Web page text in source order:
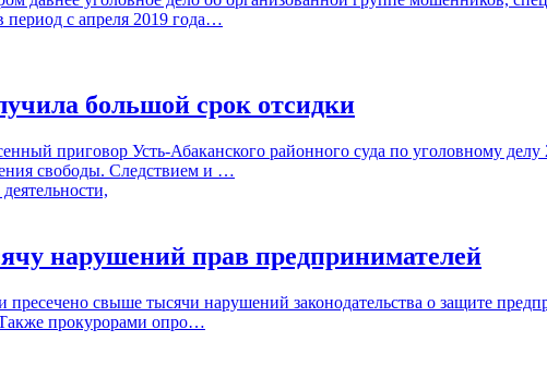
период с апреля 2019 года…
большой срок отсидки
приговор Усть-Абаканского районного суда по уголовному
свободы. Следствием и …
нарушений прав предпринимателей
свыше тысячи нарушений законодательства о защите
прокурорами опро…